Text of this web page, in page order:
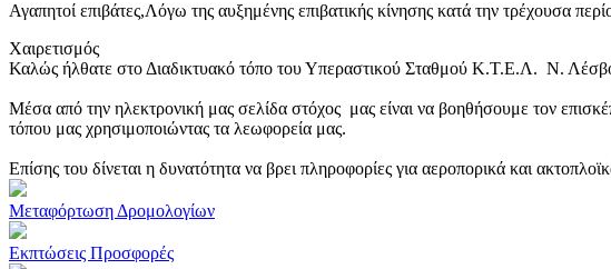
Αγαπητοί επιβάτες,Λόγω της αυξημένης επιβατικής κίνησης κατά την τρέχουσα
Χαιρετισμός
Καλώς ήλθατε στο Διαδικτυακό τόπο του Υπεραστικού Σταθμού Κ.Τ.Ε.Λ. Ν.
Μέσα από την ηλεκτρονική μας σελίδα στόχος μας είναι να βοηθήσουμε τον
τόπου μας χρησιμοποιώντας τα λεωφορεία μας.
Επίσης του δίνεται η δυνατότητα να βρει πληροφορίες για αεροπορικά και
Μεταφόρτωση Δρομολογίων
Εκπτώσεις Προσφορές